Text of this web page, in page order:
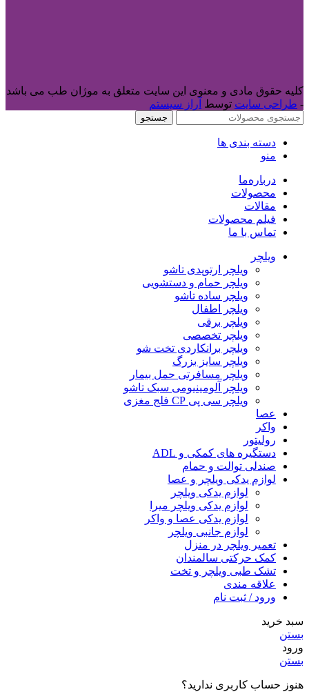
کلیه حقوق مادی و معنوی این سایت متعلق به موژان طب می باشد
- طراحی سایت توسط آراز سیستم
جستجو
دسته بندی ها
منو
درباره‌ما
محصولات
مقالات
فیلم محصولات
تماس با ما
ویلچر
ویلچر ارتوپدی تاشو
ویلچر حمام و دستشویی
ویلچر ساده تاشو
ویلچر اطفال
ویلچر برقی
ویلچر تخصصی
ویلچر برانکاردی تخت شو
ویلچر سایز بزرگ
ویلچر مسافرتی حمل بیمار
ویلچر آلومینیومی سبک تاشو
ویلچر سی پی CP فلج مغزی
عصا
واکر
رولیتور
دستگیره های کمکی و ADL
صندلی توالت و حمام
لوازم یدکی ویلچر و عصا
لوازم یدکی ویلچر
لوازم یدکی ویلچر میرا
لوازم یدکی عصا و واکر
لوازم جانبی ویلچر
تعمیر ویلچر در منزل
کمک حرکتی سالمندان
تشک طبی ویلچر و تخت
علاقه مندی
ورود / ثبت نام
سبد خرید
بستن
ورود
بستن
هنوز حساب کاربری ندارید؟